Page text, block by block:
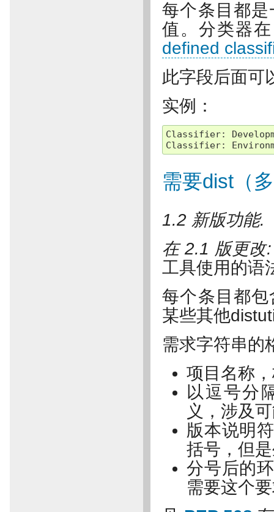
每个条目都
值。分类器
defined
此字段后面可
实例：
Classifier:
Classifier:
需要dist（
1.2 新版功能.
在 2.1 版更
工具使用的语
每个条目都
某些其他
需求字符串的
项目名称
以逗号分
义，涉及
版本说明
括号，但
分号后的
需要这个